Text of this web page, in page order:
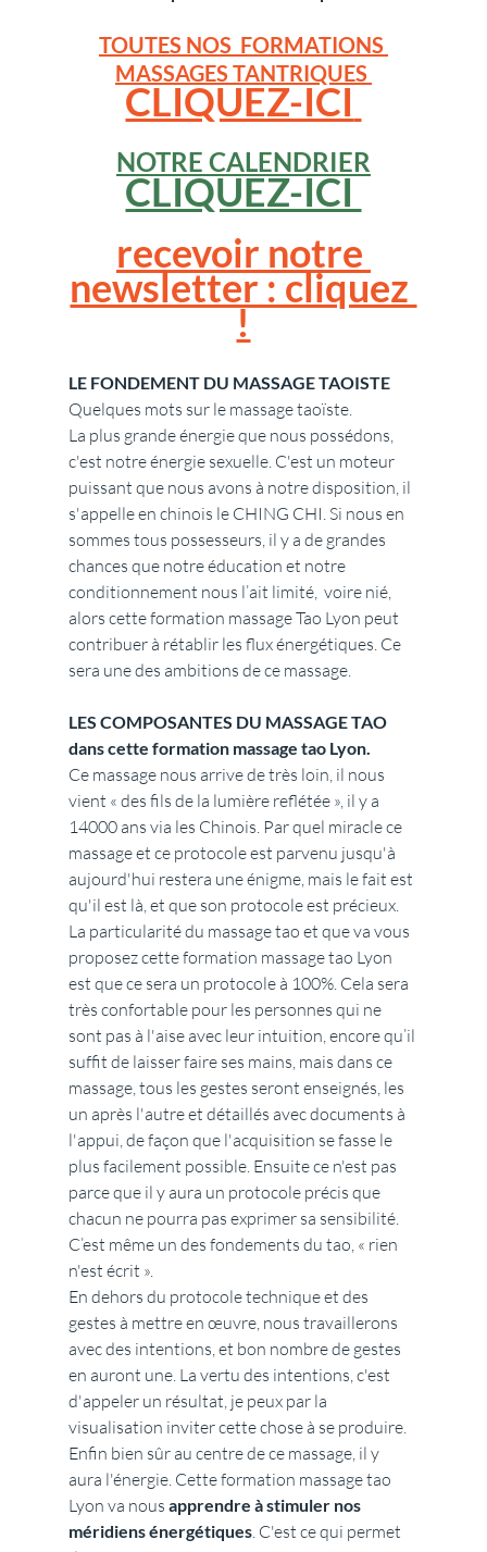
TOUTES NOS  FORMATIONS
MASSAGES TANTRIQUES
CLIQUEZ-ICI
NOTRE CALENDRIER
CLIQUEZ-ICI
recevoir notre
newsletter : cliquez
!
LE FONDEMENT DU MASSAGE TAOISTE
Quelques mots sur le massage taoïste.
La plus grande énergie que nous possédons,
c'est notre énergie sexuelle. C'est un moteur
puissant que nous avons à notre disposition, il
s'appelle en chinois le CHING CHI. Si nous en
sommes tous possesseurs, il y a de grandes
chances que notre éducation et notre
conditionnement nous l’ait limité,  voire nié,
alors cette formation massage Tao Lyon peut
contribuer à rétablir les flux énergétiques. Ce
sera une des ambitions de ce massage.
LES COMPOSANTES DU MASSAGE TAO
dans cette formation massage tao Lyon.
Ce massage nous arrive de très loin, il nous
vient « des fils de la lumière reflétée », il y a
14000 ans via les Chinois. Par quel miracle ce
massage et ce protocole est parvenu jusqu'à
aujourd'hui restera une énigme, mais le fait est
qu'il est là, et que son protocole est précieux.
La particularité du massage tao et que va vous
proposez cette formation massage tao Lyon
est que ce sera un protocole à 100%. Cela sera
très confortable pour les personnes qui ne
sont pas à l'aise avec leur intuition, encore qu’il
suffit de laisser faire ses mains, mais dans ce
massage, tous les gestes seront enseignés, les
un après l'autre et détaillés avec documents à
l'appui, de façon que l'acquisition se fasse le
plus facilement possible. Ensuite ce n'est pas
parce que il y aura un protocole précis que
chacun ne pourra pas exprimer sa sensibilité.
C’est même un des fondements du tao, « rien
n'est écrit ».
En dehors du protocole technique et des
gestes à mettre en œuvre, nous travaillerons
avec des intentions, et bon nombre de gestes
en auront une. La vertu des intentions, c'est
d'appeler un résultat, je peux par la
visualisation inviter cette chose à se produire.
Enfin bien sûr au centre de ce massage, il y
aura l'énergie. Cette formation massage tao
Lyon va nous apprendre à stimuler nos
méridiens énergétiques. C'est ce qui permet